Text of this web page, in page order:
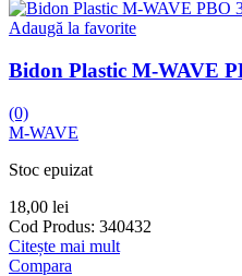
Adaugă la favorite
Bidon Plastic M-WAVE
(0)
M-WAVE
Stoc epuizat
18,00 lei
Cod Produs: 340432
Citește mai mult
Compara